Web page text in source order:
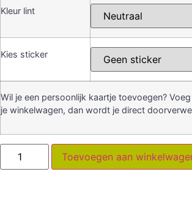
Kleur lint
Kies sticker
Wil je een persoonlijk kaartje toevoegen?
je winkelwagen, dan wordt je direct
Toevoegen aan